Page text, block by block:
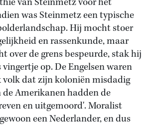
was Steinmetz een typische
Hij mocht stoer
en rassenkunde, maar
over de grens bespeurde, stak hij
op. De Engelsen waren
volk dat zijn koloniën misdadig
de Amerikanen hadden de
en uitgemoord'. Moralist
een Nederlander, en dus